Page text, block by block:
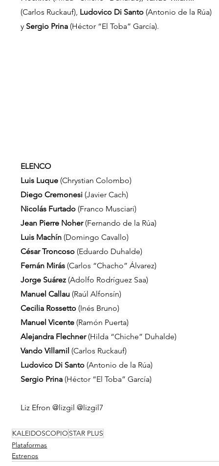
(Carlos Ruckauf), Ludovico Di Santo (Antonio de la Rúa)
y Sergio Prina (Héctor “El Toba” García).
ELENCO
Luis Luque (Chrystian Colombo)
Diego Cremonesi (Javier Cach)
Nicolás Furtado (Franco Musciari)
Jean Pierre Noher (Fernando de la Rúa)
Luis Machín (Domingo Cavallo)
César Troncoso (Eduardo Duhalde)
Fernán Mirás (Carlos “Chacho” Álvarez)
Jorge Suárez (Adolfo Rodríguez Saa)
Manuel Callau (Raúl Alfonsín)
Cecilia Rossetto (Inés Bruno)
Manuel Vicente (Ramón Puerta)
Alejandra Flechner (Hilda “Chiche” Duhalde)
Vando Villamil (Carlos Ruckauf)
Ludovico Di Santo (Antonio de la Rúa)
Sergio Prina (Héctor “El Toba” García)
Liz Efron @lizgil @lizgil7
KALEIDOSCOPIO STAR PLUS
Plataformas
Estrenos